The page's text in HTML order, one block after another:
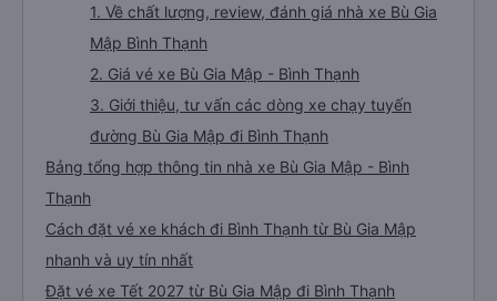
1. Về chất lượng, review, đánh giá nhà xe Bù Gia
Mập Bình Thạnh
2. Giá vé xe Bù Gia Mập - Bình Thạnh
3. Giới thiệu, tư vấn các dòng xe chạy tuyến
đường Bù Gia Mập đi Bình Thạnh
Bảng tổng hợp thông tin nhà xe Bù Gia Mập - Bình
Thạnh
Cách đặt vé xe khách đi Bình Thạnh từ Bù Gia Mập
nhanh và uy tín nhất
Đặt vé xe Tết 2027 từ Bù Gia Mập đi Bình Thạnh